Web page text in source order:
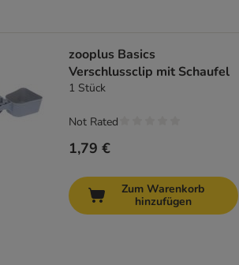
zooplus Basics
Verschlussclip mit Schaufel
1 Stück
1,79 €
Not Rated
Zum Warenkorb
hinzufügen